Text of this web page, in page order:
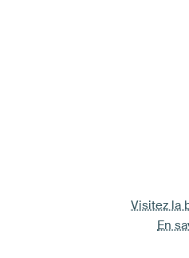
Visitez la
En